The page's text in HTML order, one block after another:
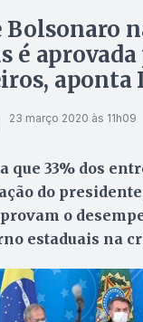
Bolsonaro
é aprovada
aponta
23 março 2020 às 11h09
que 33% dos
do
o
estaduais na